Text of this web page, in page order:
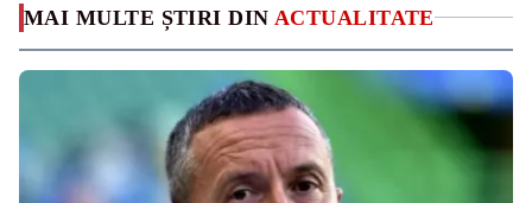
MAI MULTE ȘTIRI DIN ACTUALITATE